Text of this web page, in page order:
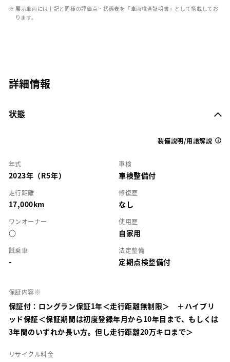
※ 展示車両には上記と同様の評価点・状態表を「車両検査証明書」として搭載してお
ります。
詳細情報
状態
装備説明/用語解説
年式
2023年（R5年）
車検
車検整備付
走行距離
17,000km
修復歴
なし
ワンオーナー
○
使用歴
自家用
試乗車
-
法定整備
定期点検整備付
保証内容※
保証付：ロングラン保証1年＜走行距離無制限＞ ＋ハイブリ
ッド保証＜保証期間は初度登録年月から10年目まで、もしくは
3年間のいずれか長い方。但し走行距離20万キロまで＞
リサイクル料金